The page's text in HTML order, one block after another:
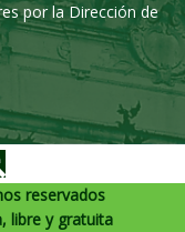
por la Dirección de
reservados
libre y gratuita